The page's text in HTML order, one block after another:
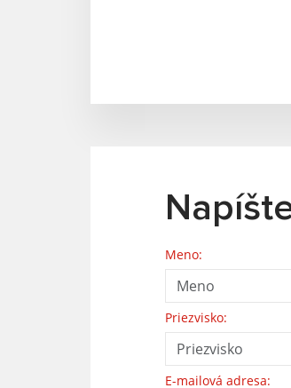
Meno:
Priezvisko:
E-mailová adresa: